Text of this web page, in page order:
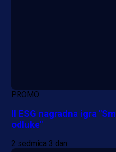
PROMO
II ESG nagradna igra
odluke"
2 sedmica 3 dan